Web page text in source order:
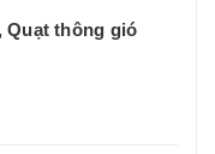
Quạt thông gió